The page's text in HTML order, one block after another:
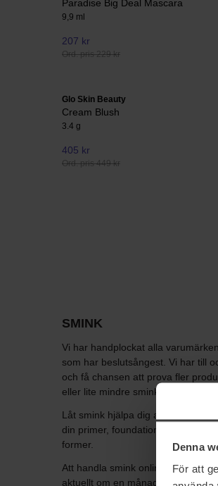
Denna
För att
Paradise Big Deal Mascara
9,9 ml
207 kr
Ord. pris 229 kr
Glo Skin Beauty
Cream Blush
3.4 g
405 kr
Ord. pris 449 kr
SMINK
Vi har handplockat alla
som har beslutsångest. Vi har till
och få chansen att prova fler
eller lite mindre smink så har du
Låt smink hjälpa dig att framhäva
din primer, foundation, concealer,
former.
Att handla smink online är både
aktuellt om en månad. Satsa